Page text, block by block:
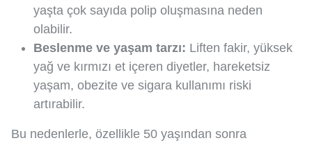
yaşta çok sayıda polip oluşmasına neden
olabilir.
Beslenme ve yaşam tarzı: Liften fakir, yüksek
yağ ve kırmızı et içeren diyetler, hareketsiz
yaşam, obezite ve sigara kullanımı riski
artırabilir.
Bu nedenlerle, özellikle 50 yaşından sonra